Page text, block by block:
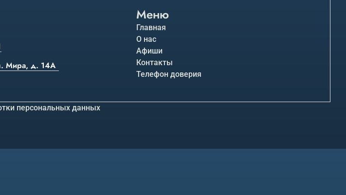
Мира, д. 14А
Меню
Главная
О нас
Афиши
Контакты
Телефон доверия
персональных данных